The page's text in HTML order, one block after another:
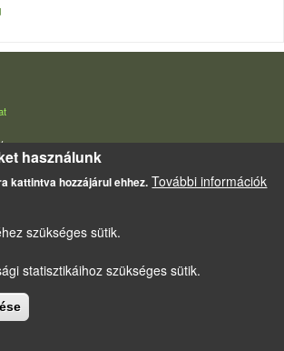
használunk
kattintva hozzájárul ehhez. További információk
szükséges sütik.
statisztikáihoz szükséges sütik.